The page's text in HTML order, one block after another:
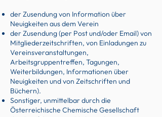
der Zusendung von Information über
Neuigkeiten aus dem Verein
der Zusendung (per Post und/oder Email) von
Mitgliederzeitschriften, von Einladungen zu
Vereinsveranstaltungen,
Arbeitsgruppentreffen, Tagungen,
Weiterbildungen, Informationen über
Neuigkeiten und von Zeitschriften und
Büchern).
Sonstiger, unmittelbar durch die
Österreichische Chemische Gesellschaft